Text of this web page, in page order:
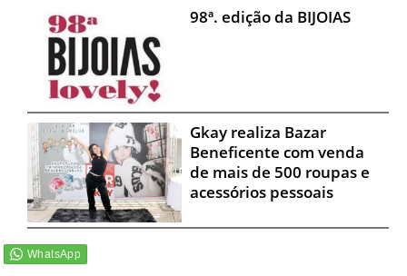
98ª. edição da BIJOIAS
Gkay realiza Bazar
Beneficente com venda
de mais de 500 roupas e
acessórios pessoais